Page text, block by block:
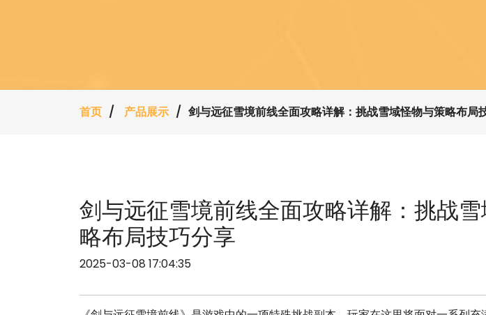
首页 产品展示 剑与远征雪境前线全面攻略详解：挑战雪域怪物与策略布局
剑与远征雪境前线全面攻略详解：挑战
略布局技巧分享
2025-03-08 17:04:35